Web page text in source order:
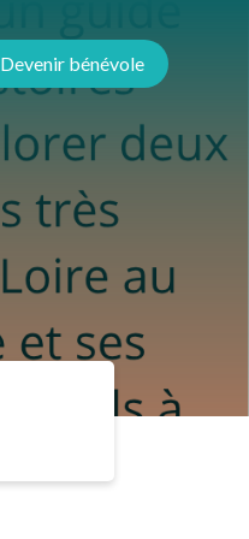
Devenir bénévole